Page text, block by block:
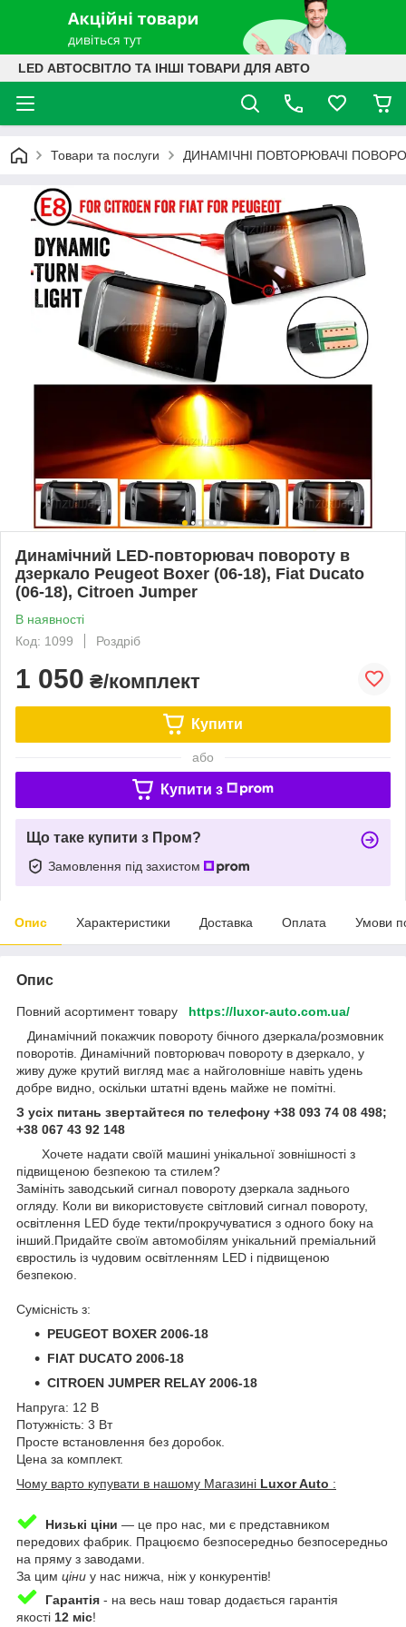
LED АВТОСВІТЛО ТА ІНШІ ТОВАРИ ДЛЯ АВТО
Товари та послуги ДИНАМІЧНІ ПОВТОРЮВАЧІ
Динамічний LED-повторювач повороту в
дзеркало Peugeot Boxer (06-18), Fiat Ducato
(06-18), Citroen Jumper
В наявності
Код: 1099
Роздріб
1 050 ₴/комплект
Купити
або
Купити з
Що таке купити з Пром?
Замовлення під захистом
Опис Характеристики Доставка Оплата Умови
Опис
Повний асортимент товару https://luxor-auto.com.ua/
Динамічний покажчик повороту бічного дзеркала/розмовник
поворотів. Динамічний повторювач повороту в дзеркало, у
живу дуже крутий вигляд має а найголовніше навіть удень
добре видно, оскільки штатні вдень майже не помітні.
З усіх питань звертайтеся по телефону +38 093 74 08 498;
+38 067 43 92 148
Хочете надати своїй машині унікальної зовнішності з
підвищеною безпекою та стилем?
Замініть заводський сигнал повороту дзеркала заднього
огляду. Коли ви використовуєте світловий сигнал повороту,
освітлення LED буде текти/прокручуватися з одного боку на
інший.Придайте своїм автомобілям унікальний преміальний
євростиль із чудовим освітленням LED і підвищеною
безпекою.
Сумісність з:
PEUGEOT BOXER 2006-18
FIAT DUCATO 2006-18
CITROEN JUMPER RELAY 2006-18
Напруга: 12 В
Потужність: 3 Вт
Просте встановлення без доробок.
Цена за комплект.
Чому варто купувати в нашому Магазині Luxor Auto :
Низькі ціни — це про нас, ми є представником
передових фабрик. Працюємо безпосередньо безпосередньо
на пряму з заводами.
За цим ціни у нас нижча, ніж у конкурентів!
Гарантія - на весь наш товар додається гарантія
якості 12 міс!